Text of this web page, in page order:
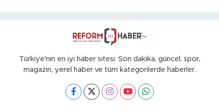
Türkiye'nin en iyi haber sitesi. Son dakika, güncel, spor,
magazin, yerel haber ve tüm kategorilerde haberler.